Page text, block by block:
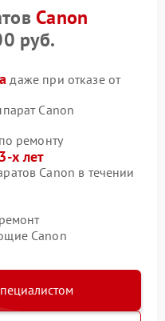
Canon
руб.
даже при отказе от
Canon
ремонту
х лет
Canon в течении
Canon